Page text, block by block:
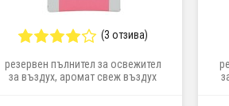
(3 отзива)
резервен пълнител за освежител
за въздух, аромат свеж въздух